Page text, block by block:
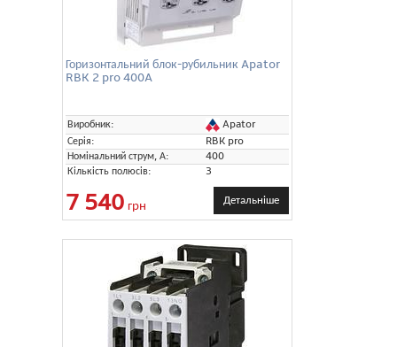
Горизонтальний блок-рубильник Apator
RBK 2 pro 400A
Виробник:
Apator
Серія:
RBK pro
Номінальний струм, А:
400
Кількість полюсів:
3
7 540 грн Детальніше